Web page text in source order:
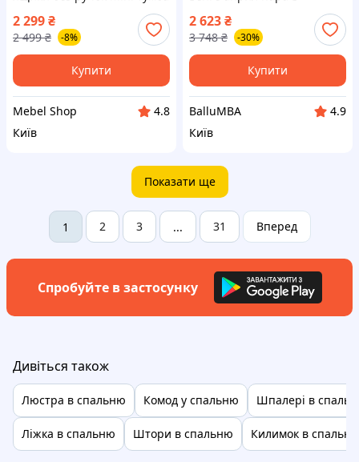
спальню Прикроватні
тумбочки 50 см
2 299₴
2 499 ₴ -8%
Купити
Mebel Shop
4.8
Київ
2 623₴
3 748 ₴ -30%
Купити
BalluMBA
4.9
Київ
Показати ще
1 2 3 ... 31 Вперед
Спробуйте в застосунку
Дивіться також
Люстра в спальню Комод у спальню Шпалері в
Ліжка в спальню Штори в спальню Килимок в